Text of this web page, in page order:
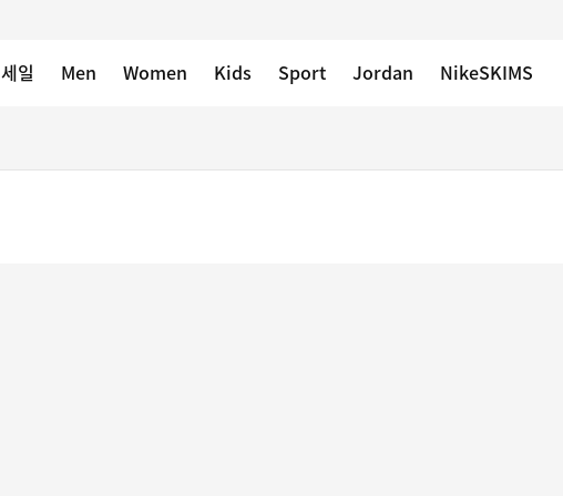
일 Men Women Kids Sport Jordan NikeSKIMS